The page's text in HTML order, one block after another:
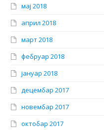
мај 2018
април 2018
март 2018
фебруар 2018
јануар 2018
децембар 2017
новембар 2017
октобар 2017